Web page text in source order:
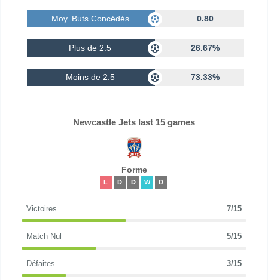
Moy. Buts Concédés 0.80
Plus de 2.5 26.67%
Moins de 2.5 73.33%
Newcastle Jets last 15 games
Forme
L D D W D
Victoires 7/15
Match Nul 5/15
Défaites 3/15